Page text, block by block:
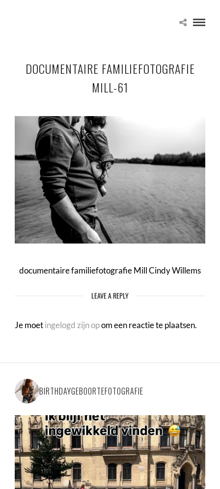
DOCUMENTAIRE FAMILIEFOTOGRAFIE
MILL-61
documentaire familiefotografie Mill Cindy Willems
LEAVE A REPLY
Je moetingelogd zijn opom een reactie te plaatsen.
BIRTHDAYGEBOORTEFOTOGRAFIE